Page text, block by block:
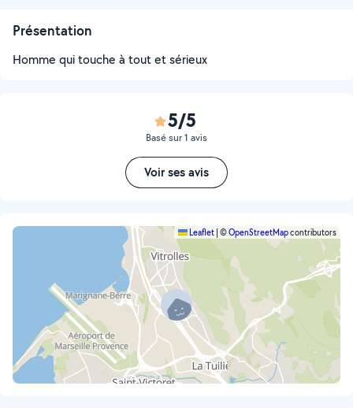
Présentation
Homme qui touche à tout et sérieux
5/5
Basé sur 1 avis
Voir ses avis
Leaflet ©OpenStreetMapcontributors